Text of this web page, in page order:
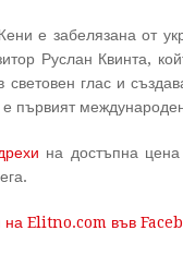
е забелязана от
Руслан Квинта,
световен глас и
е първият
на достъпна
на Elitno.com във